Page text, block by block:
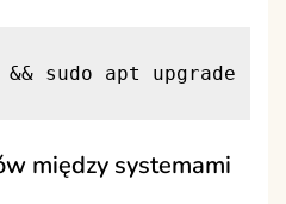
sudo apt upgrade
między systemami